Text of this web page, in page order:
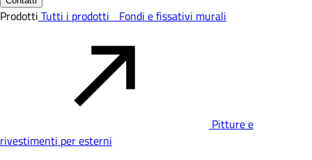
Prodotti Tutti i prodotti Fondi e fissativi murali
Pitture e
rivestimenti per esterni